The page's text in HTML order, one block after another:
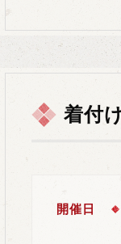
着付
開催日